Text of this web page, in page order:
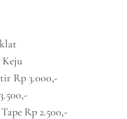
Keju
Rp 3.000,-
Rp 2.500,-